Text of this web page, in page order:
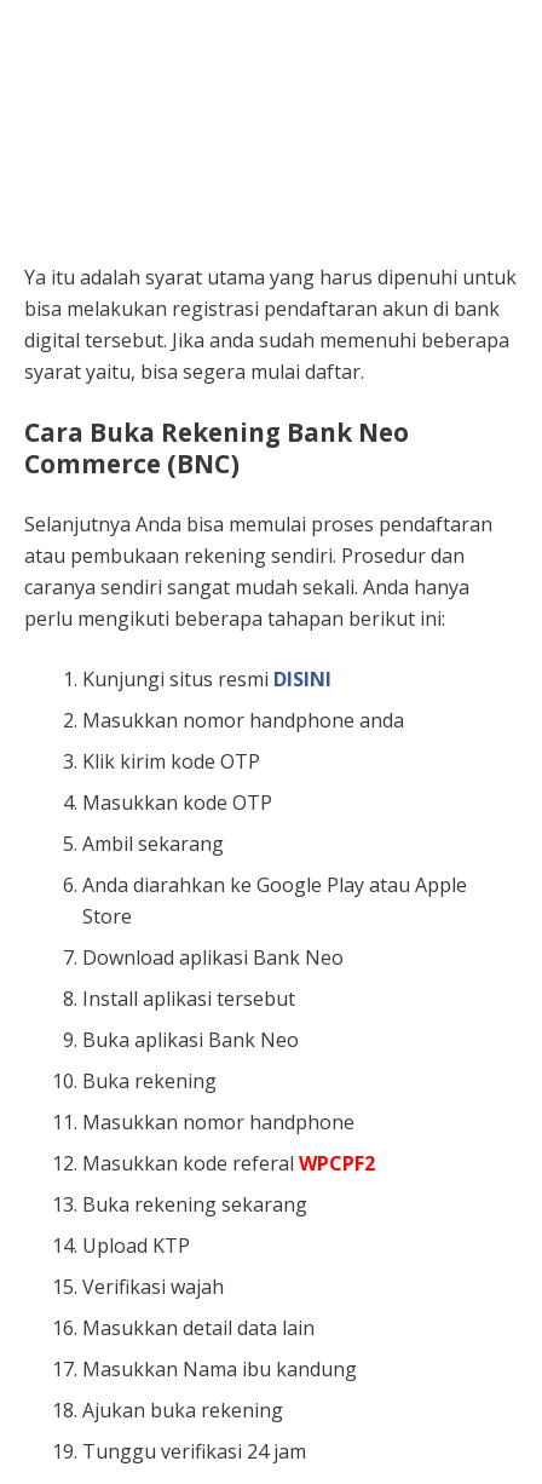
Ya itu adalah syarat utama yang harus dipenuhi untuk
bisa melakukan registrasi pendaftaran akun di bank
digital tersebut. Jika anda sudah memenuhi beberapa
syarat yaitu, bisa segera mulai daftar.
Cara Buka Rekening Bank Neo
Commerce (BNC)
Selanjutnya Anda bisa memulai proses pendaftaran
atau pembukaan rekening sendiri. Prosedur dan
caranya sendiri sangat mudah sekali. Anda hanya
perlu mengikuti beberapa tahapan berikut ini:
Kunjungi situs resmi DISINI
Masukkan nomor handphone anda
Klik kirim kode OTP
Masukkan kode OTP
Ambil sekarang
Anda diarahkan ke Google Play atau Apple
Store
Download aplikasi Bank Neo
Install aplikasi tersebut
Buka aplikasi Bank Neo
Buka rekening
Masukkan nomor handphone
Masukkan kode referal WPCPF2
Buka rekening sekarang
Upload KTP
Verifikasi wajah
Masukkan detail data lain
Masukkan Nama ibu kandung
Ajukan buka rekening
Tunggu verifikasi 24 jam